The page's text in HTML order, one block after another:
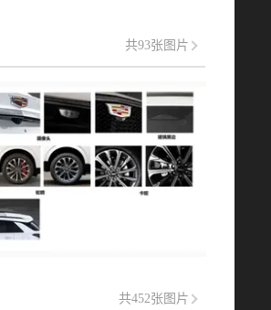
共93张图片
共452张图片